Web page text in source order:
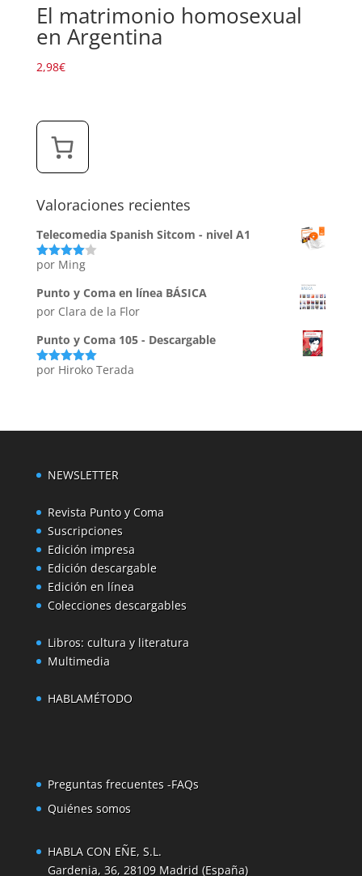
El matrimonio homosexual
en Argentina
2,98€
Valoraciones recientes
Telecomedia Spanish Sitcom - nivel A1
Valorado
5
por Ming
Punto y Coma en línea BÁSICA
por Clara de la Flor
Punto y Coma 105 - Descargable
Valorado
por Hiroko Terada
NEWSLETTER
Revista Punto y Coma
Suscripciones
Edición impresa
Edición descargable
Edición en línea
Colecciones descargables
Libros: cultura y literatura
Multimedia
HABLAMÉTODO
Preguntas frecuentes -FAQs
Quiénes somos
HABLA CON EÑE, S.L.
Gardenia, 36, 28109 Madrid (España)